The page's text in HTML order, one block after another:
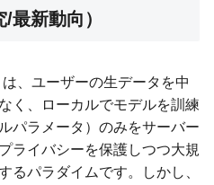
最新動向）
、ユーザーの生データを中
く、ローカルでモデルを訓練
パラメータ）のみをサーバー
ライバシーを保護しつつ大規
るパラダイムです。しかし、